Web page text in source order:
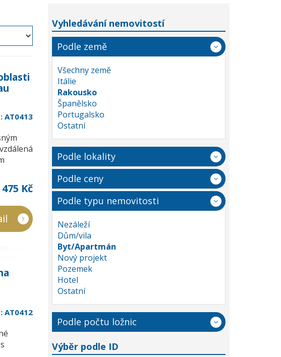
AT0413
Kč
AT0412
Vyhledávání nemovitostí
Podle země
Všechny země
Itálie
Rakousko
Španělsko
Portugalsko
Ostatní
Podle lokality
Podle ceny
Podle typu nemovitosti
Nezáleží
Dům/vila
Byt/Apartmán
Nový projekt
Pozemek
Hotel
Ostatní
Podle počtu ložnic
Výběr podle ID